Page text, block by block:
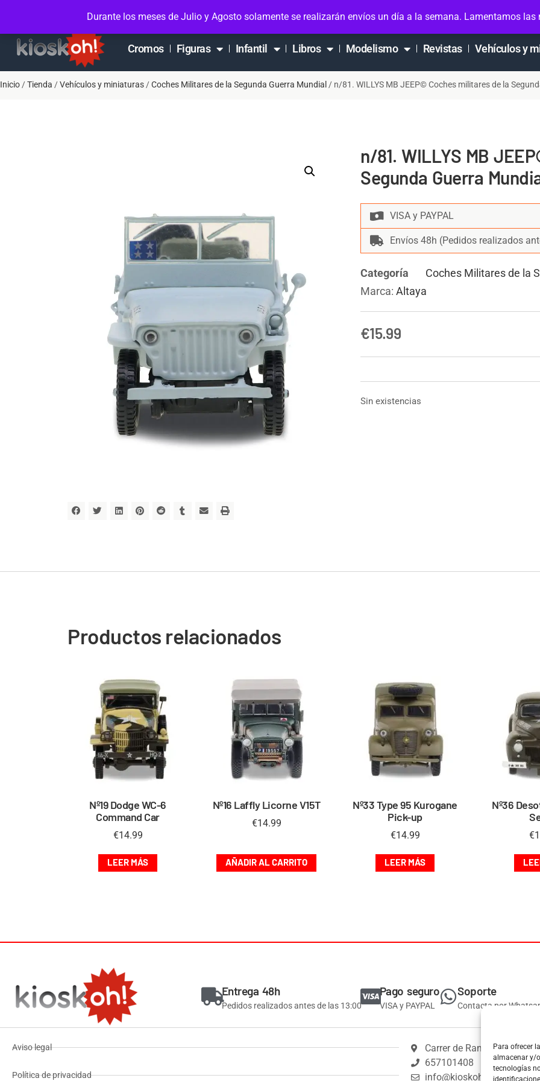
Para ofrecer
almacenar y/
tecnologías
Durante los meses de Julio y Agosto solamente se realizarán envíos un día a la semana. Lamentamos las
Soporte en Whatsapp ContactoMi cuenta
Cromos Figuras Infantil Libros Modelismo Revistas Vehículos y
Inicio /Tienda /Vehículos y miniaturas /Coches Militares de la Segunda Guerra Mundial / n/81. WILLYS MB JEEP© Coches militares de la
n/81. WILLYS MB
Segunda Guerra
VISA y PAYPAL
Envíos 48h (Pedidos realizados
Categoría
Coches Militares de la
Marca: Altaya
€15.99
Sin existencias
Productos relacionados
Nº19 Dodge WC-6
Command Car
€14.99
LEER MÁS
Nº16 Laffly Licorne V15T
€14.99
AÑADIR AL CARRITO
Nº33 Type 95 Kurogane
Pick-up
€14.99
LEER MÁS
Nº36
€
Entrega 48h
Pedidos realizados antes de las 13:00
Pago seguro
VISA y PAYPAL
Soporte
Contacta por
Aviso legal
Política de privacidad
Carrer de Ramón y Cajal,
657101408
info@kioskoh.com